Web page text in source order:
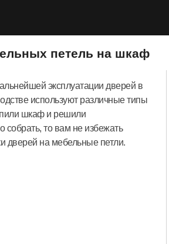
петель на шкаф
эксплуатации дверей в
используют различные типы
шкаф и решили
собрать, то вам не избежать
дверей на мебельные петли.